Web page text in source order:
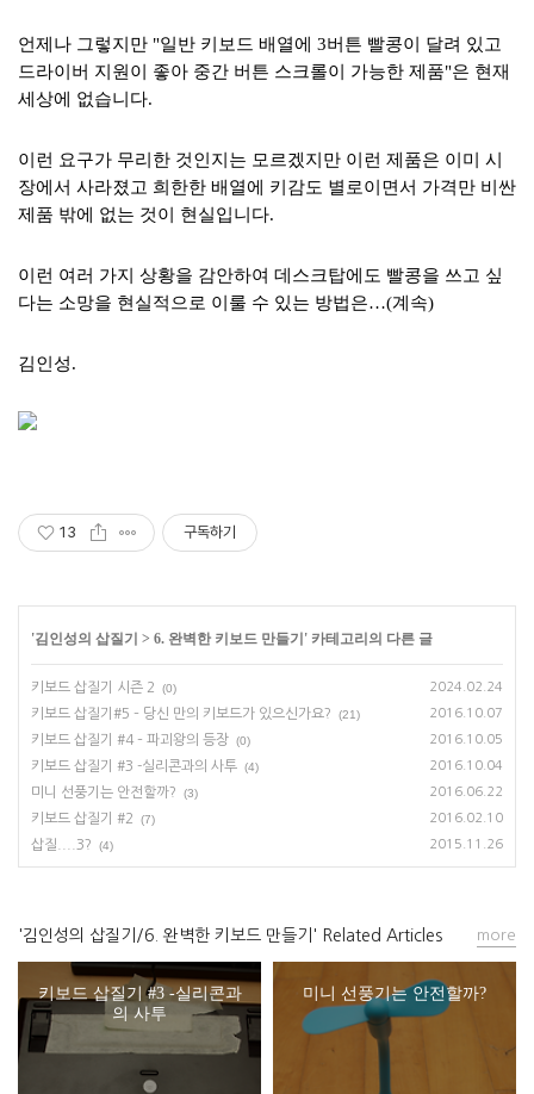
언제나 그렇지만 "일반 키보드 배열에 3버튼 빨콩이 달려 있고
드라이버 지원이 좋아 중간 버튼 스크롤이 가능한 제품"은 현재
세상에 없습니다.
이런 요구가 무리한 것인지는 모르겠지만 이런 제품은 이미 시
장에서 사라졌고 희한한 배열에 키감도 별로이면서 가격만 비싼
제품 밖에 없는 것이 현실입니다.
이런 여러 가지 상황을 감안하여 데스크탑에도 빨콩을 쓰고 싶
다는 소망을 현실적으로 이룰 수 있는 방법은…(계속)
김인성.
13 구독하기
'김인성의 삽질기 > 6. 완벽한 키보드 만들기 ' 카테고리의 다른 글
키보드 삽질기 시즌 2 (0) 2024.02.24
키보드 삽질기#5 – 당신 만의 키보드가 있으신가요? (21) 2016.10.07
키보드 삽질기 #4 – 파괴왕의 등장 (0) 2016.10.05
키보드 삽질기 #3 -실리콘과의 사투 (4) 2016.10.04
미니 선풍기는 안전할까? (3) 2016.06.22
키보드 삽질기 #2 (7) 2016.02.10
삽질....3? (4) 2015.11.26
'김인성의 삽질기/6. 완벽한 키보드 만들기' Related Articles
키보드 삽질기 #3 -실리콘과
의 사투
미니 선풍기는 안전할까?
more